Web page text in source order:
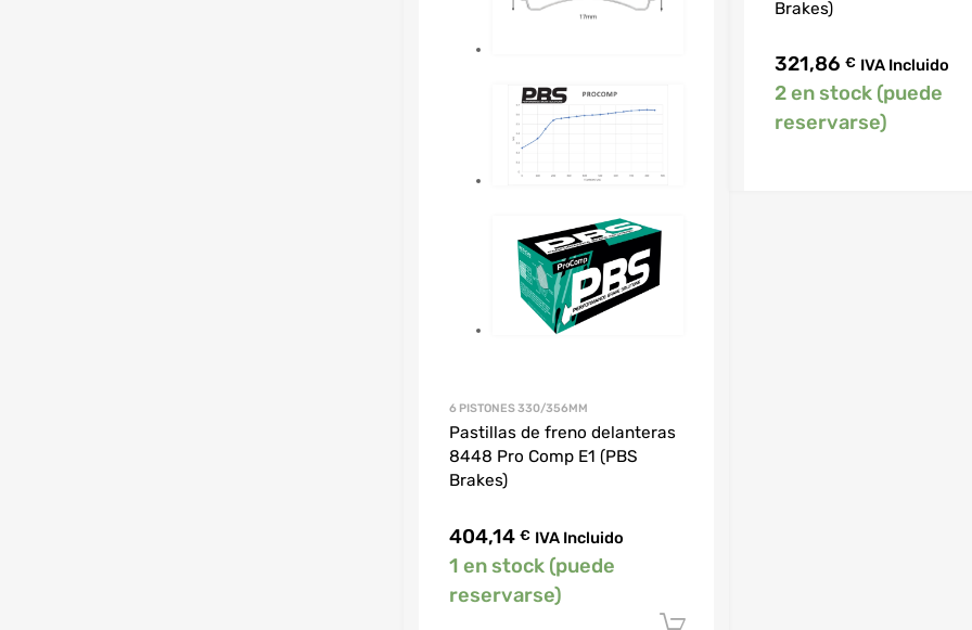
6 PISTONES 330/356MM
Pastillas de freno delanteras
8448 Pro Comp E1 (PBS
Brakes)
404,14 € IVA Incluido
1 en stock (puede
reservarse)
Brakes)
321,86 € IVA Incluido
2 en stock (puede
reservarse)